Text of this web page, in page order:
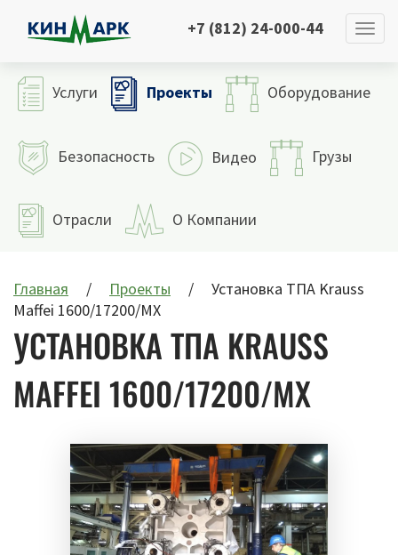
+7 (812) 24-000-44
Услуги Проекты Оборудование
Безопасность Видео Грузы
Отрасли О Компании
Главная Проекты
Установка ТПА Krauss
Maffei 1600/17200/MX
УСТАНОВКА ТПА KRAUSS
MAFFEI 1600/17200/MX